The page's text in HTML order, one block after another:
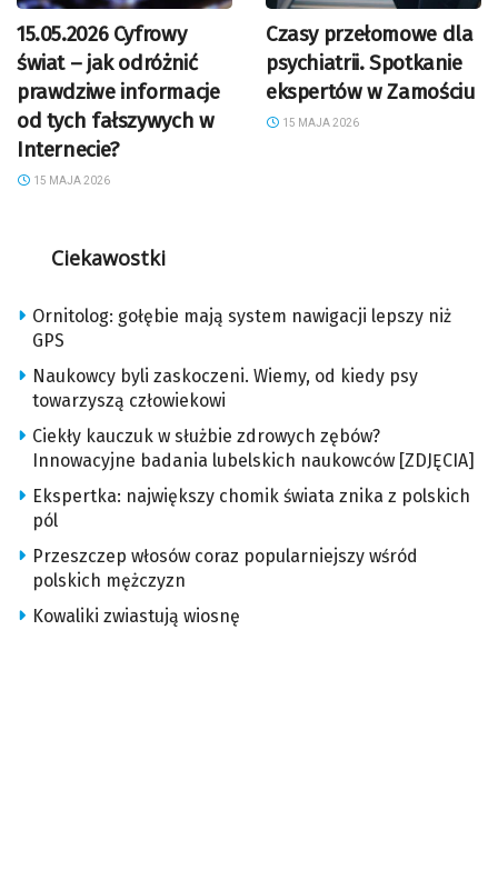
15.05.2026 Cyfrowy
świat – jak odróżnić
prawdziwe informacje
od tych fałszywych w
Internecie?
15 MAJA 2026
Czasy przełomowe dla
psychiatrii. Spotkanie
ekspertów w Zamościu
15 MAJA 2026
Ciekawostki
Ornitolog: gołębie mają system nawigacji lepszy niż
GPS
Naukowcy byli zaskoczeni. Wiemy, od kiedy psy
towarzyszą człowiekowi
Ciekły kauczuk w służbie zdrowych zębów?
Innowacyjne badania lubelskich naukowców [ZDJĘCIA]
Ekspertka: największy chomik świata znika z polskich
pól
Przeszczep włosów coraz popularniejszy wśród
polskich mężczyzn
Kowaliki zwiastują wiosnę